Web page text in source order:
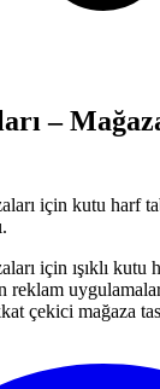
–
için kutu harf
için ışıklı
reklam
çekici mağaza